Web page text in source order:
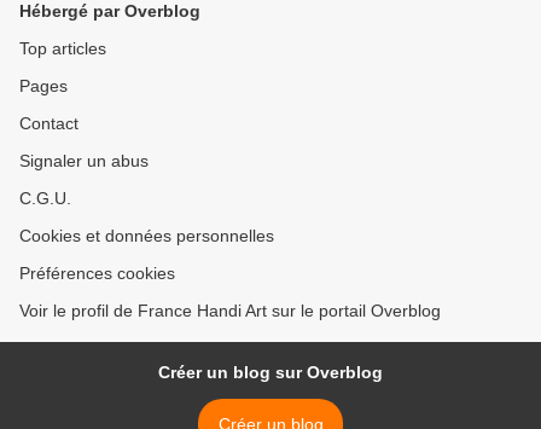
efficacité; toujours nettoyer
ses bijoux, afin qu'ils durent
Hébergé par Overblog
Top articles
Pages
Contact
Signaler un abus
C.G.U.
Cookies et données personnelles
Préférences cookies
Voir le profil de France Handi Art sur le portail Overblog
Créer un blog sur Overblog
Créer un blog